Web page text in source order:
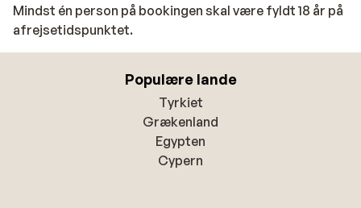
Mindst én person på bookingen skal være fyldt 18 år på
afrejsetidspunktet.
Populære lande
Tyrkiet
Grækenland
Egypten
Cypern